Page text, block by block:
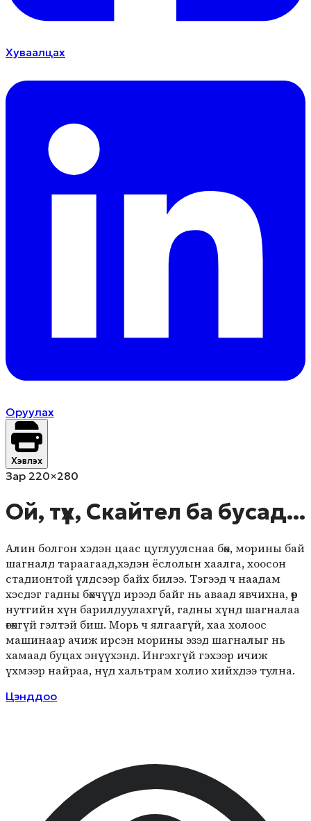
Хуваалцах
Оруулах
Хэвлэх
Зар 220×280
Ой, түүх, Скайтел ба бусад...
Алин болгон хэдэн цаас цуглуулснаа бөх, морины бай
шагналд тараагаад,хэдэн ёслолын хаалга, хоосон
стадионтой үлдсээр байх билээ. Тэгээд ч наадам
хэсдэг гадны бөхчүүд ирээд байг нь аваад явчихна, өөр
нутгийн хүн барилдуулахгүй, гадны хүнд шагналаа
өгөхгүй гэлтэй биш. Морь ч ялгаагүй, хаа холоос
машинаар ачиж ирсэн морины эзэд шагналыг нь
хамаад буцах энүүхэнд. Ингэхгүй гэхээр ичиж
үхмээр найраа, нүд хальтрам холио хийхдээ тулна.
Цэнддоо